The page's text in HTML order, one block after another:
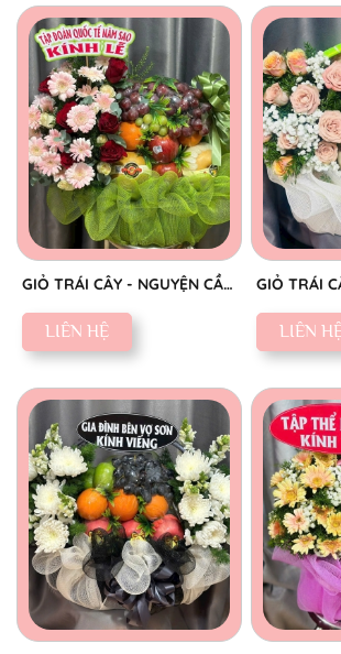
GIỎ TRÁI CÂY - NGUYỆN CẦU
AN YÊN
LIÊN HỆ
GIỎ TRÁI
NIỀM VUI
LIÊN